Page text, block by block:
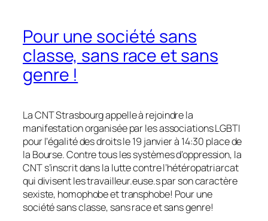
Pour une société sans
classe, sans race et sans
genre !
La CNT Strasbourg appelle à rejoindre la
manifestation organisée par les associations LGBTI
pour l’égalité des droits le 19 janvier à 14:30 place de
la Bourse. Contre tous les systèmes d’oppression, la
CNT s’inscrit dans la lutte contre l’hétéropatriarcat
qui divisent les travailleur.euse.s par son caractère
sexiste, homophobe et transphobe! Pour une
société sans classe, sans race et sans genre!